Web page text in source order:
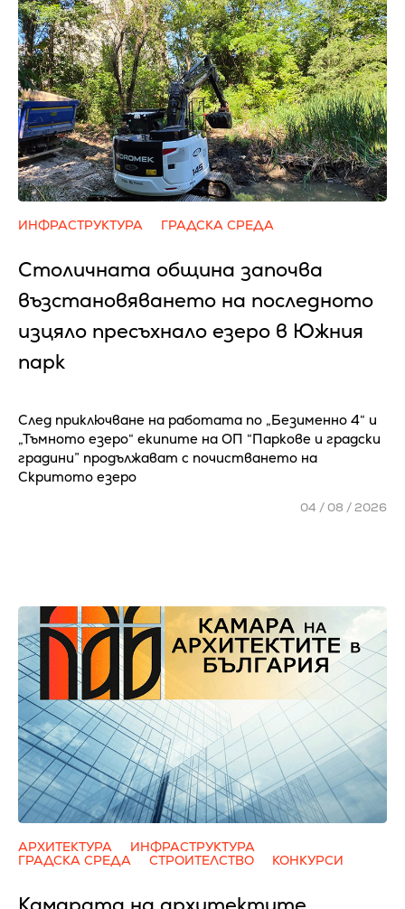
ИНФРАСТРУКТУРА ГРАДСКА СРЕДА
Столичната община започва
възстановяването на последното
изцяло пресъхнало езеро в Южния
парк
След приключване на работата по „Безименно 4“ и
„Тъмното езеро“ екипите на ОП “Паркове и градски
градини” продължават с почистването на
Скритото езеро
04 / 08 / 2026
АРХИТЕКТУРА
ИНФРАСТРУКТУРА
ГРАДСКА СРЕДА
СТРОИТЕЛСТВО КОНКУРСИ